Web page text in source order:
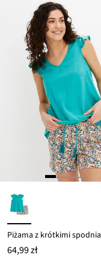
64,99 zł